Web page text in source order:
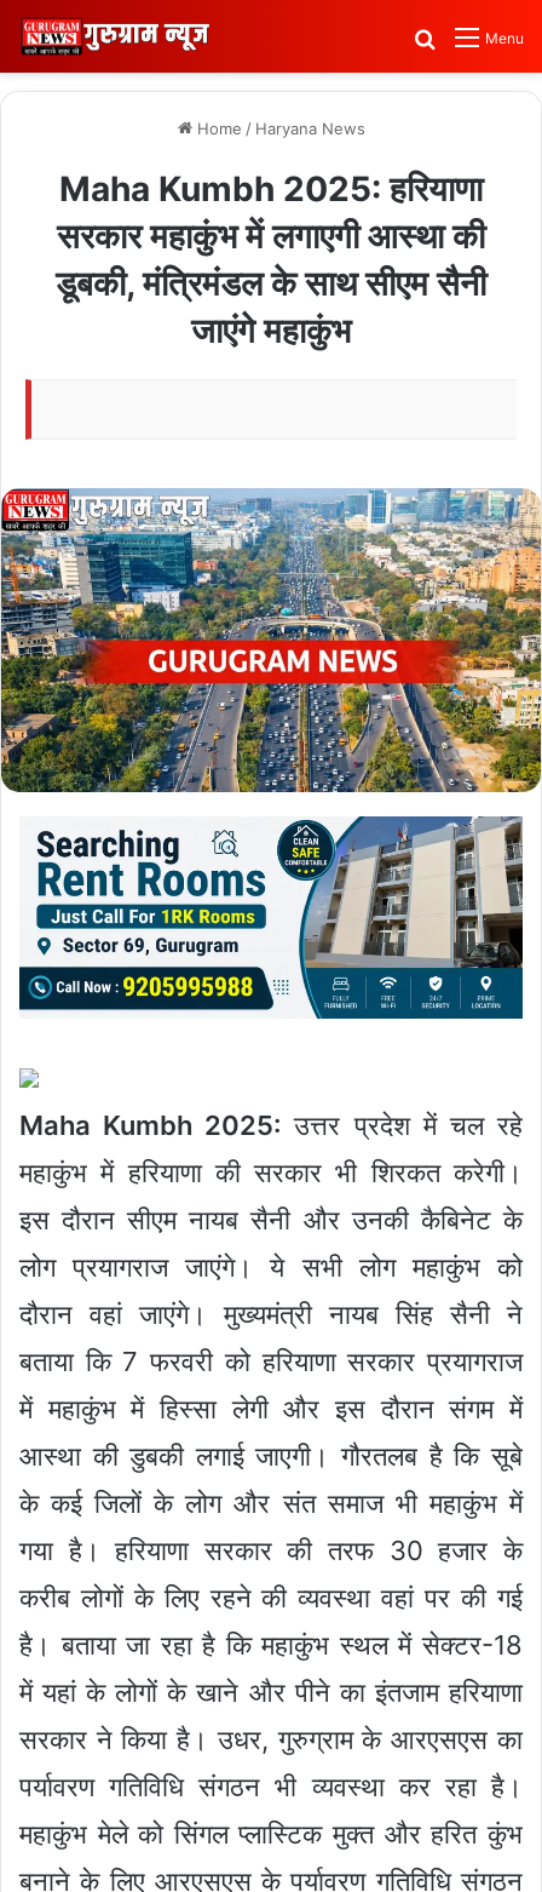
Menu
Search for
Home / Haryana News
Maha Kumbh 2025: हरियाणा
सरकार महाकुंभ में लगाएगी आस्था की
डूबकी, मंत्रिमंडल के साथ सीएम सैनी
जाएंगे महाकुंभ
Maha Kumbh 2025: उत्तर प्रदेश में चल रहे
महाकुंभ में हरियाणा की सरकार भी शिरकत करेगी।
इस दौरान सीएम नायब सैनी और उनकी कैबिनेट के
लोग प्रयागराज जाएंगे। ये सभी लोग महाकुंभ को
दौरान वहां जाएंगे। मुख्यमंत्री नायब सिंह सैनी ने
बताया कि 7 फरवरी को हरियाणा सरकार प्रयागराज
में महाकुंभ में हिस्सा लेगी और इस दौरान संगम में
आस्था की डुबकी लगाई जाएगी। गौरतलब है कि सूबे
के कई जिलों के लोग और संत समाज भी महाकुंभ में
गया है। हरियाणा सरकार की तरफ 30 हजार के
करीब लोगों के लिए रहने की व्यवस्था वहां पर की गई
है। बताया जा रहा है कि महाकुंभ स्थल में सेक्टर-18
में यहां के लोगों के खाने और पीने का इंतजाम हरियाणा
सरकार ने किया है। उधर, गुरुग्राम के आरएसएस का
पर्यावरण गतिविधि संगठन भी व्यवस्था कर रहा है।
महाकुंभ मेले को सिंगल प्लास्टिक मुक्त और हरित कुंभ
बनाने के लिए आरएसएस के पर्यावरण गतिविधि संगठन